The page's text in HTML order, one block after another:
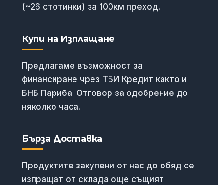
(~26 стотинки) за 100км преход.
Купи на Изплащане
Предлагаме възможност за
финансиране чрез ТБИ Кредит както и
БНБ Париба. Отговор за одобрение до
няколко часа.
Бърза Доставка
Продуктите закупени от нас до обяд се
изпращат от склада още същият